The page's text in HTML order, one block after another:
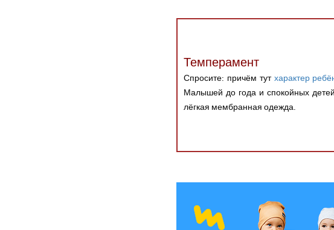
Темперамент
Спросите: причём тут характер
Малышей до года и спокойных
лёгкая мембранная одежда.